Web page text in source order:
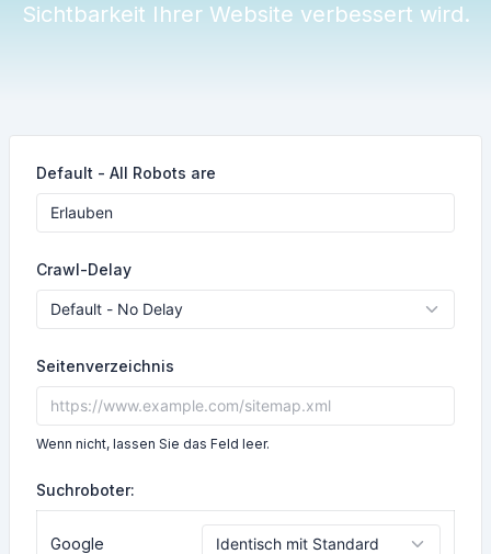
Sichtbarkeit Ihrer Website verbessert wird.
Default - All Robots are
Crawl-Delay
Seitenverzeichnis
Wenn nicht, lassen Sie das Feld leer.
Suchroboter:
Google